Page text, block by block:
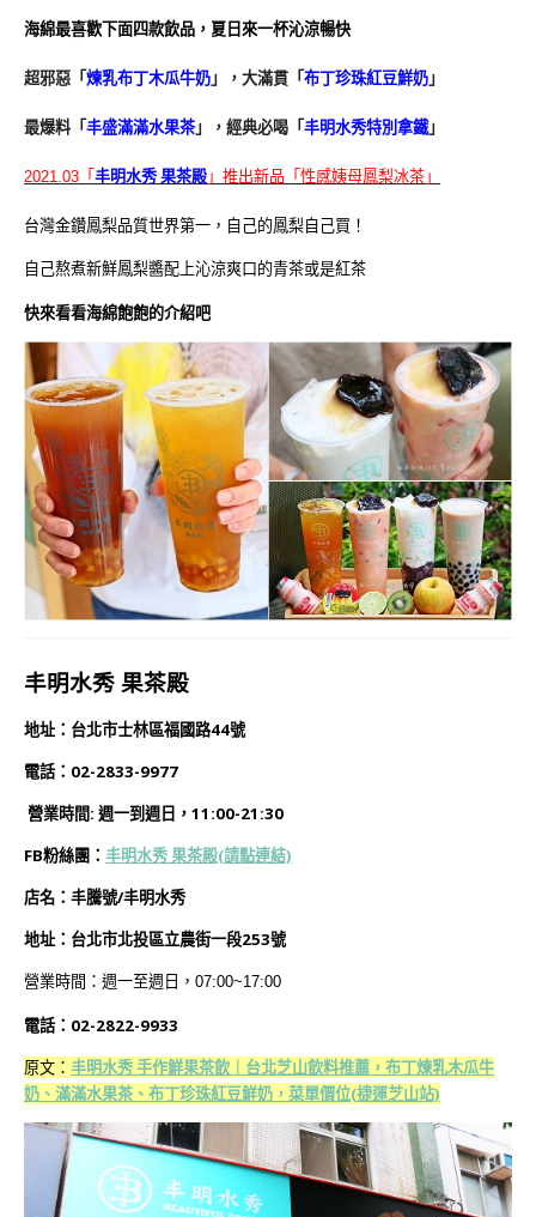
海綿最喜歡下面四款飲品，夏日來一杯沁涼暢快
超邪惡「煉乳布丁木瓜牛奶」，大滿貫「布丁珍珠紅豆鮮奶」
最爆料「丰盛滿滿水果茶」，經典必喝「丰明水秀特別拿鐵」
2021.03「 丰明水秀 果茶殿 」推出新品「性感姨母鳳梨冰茶 」
台灣金鑽鳳梨品質世界第一，自己的鳳梨自己買 ！
自己熬煮新鮮鳳梨醬配上沁涼爽口的青茶或是紅茶
快來看看海綿飽飽的介紹吧
丰明水秀 果茶殿
地址：台北市士林區福國路44號
電話：02-2833-9977
營業時間: 週一到週日，11:00-21:30
FB粉絲團： 丰明水秀 果茶殿(請點連結)
店名：丰騰號/丰明水秀
地址：台北市北投區立農街一段253號
營業時間：週一至週日，07:00~17:00
電話：02-2822-9933
原文： 丰明水秀 手作鮮果茶飲｜台北芝山飲料推薦，布丁煉乳木瓜牛
奶、滿滿水果茶、布丁珍珠紅豆鮮奶，菜單價位(捷運芝山站)